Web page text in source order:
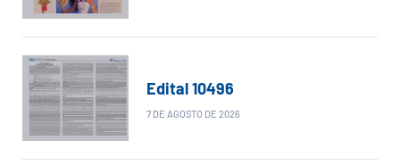
Edital 10496
7 DE AGOSTO DE 2026